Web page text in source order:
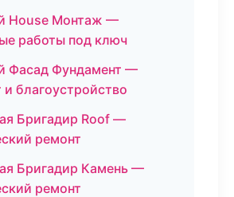
House Монтаж —
работы под ключ
Фасад Фундамент —
благоустройство
Бригадир Roof —
ремонт
Бригадир Камень —
ремонт